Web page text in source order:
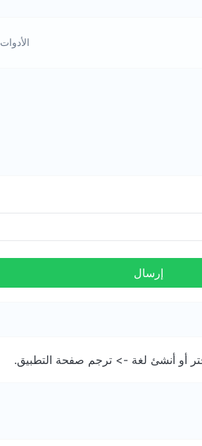
الأدوات
إرسال
أو أنشئ لغة -> ترجم صفحة التطبيق.